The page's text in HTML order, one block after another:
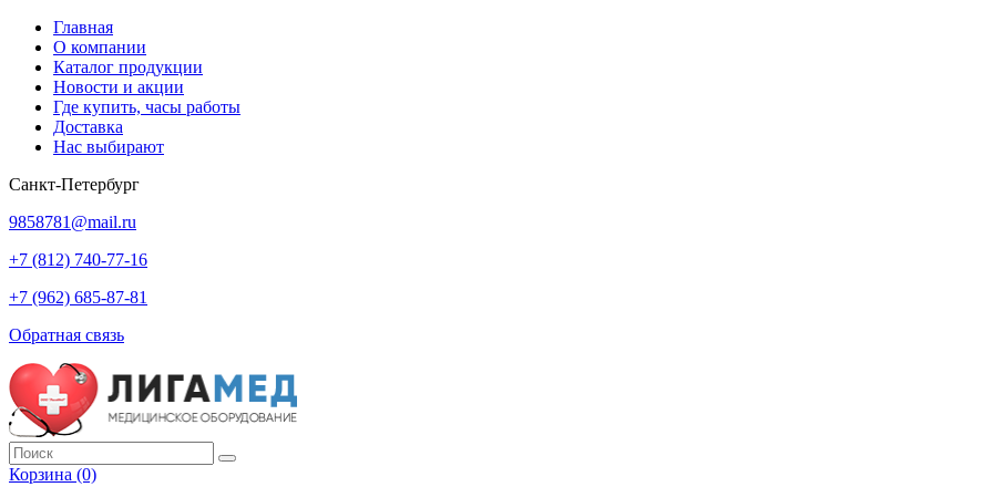
Главная
О компании
Каталог продукции
Новости и акции
Где купить, часы работы
Доставка
Нас выбирают
Санкт-Петербург
9858781@mail.ru
+7 (812) 740-77-16
+7 (962) 685-87-81
Обратная связь
Корзина (0)